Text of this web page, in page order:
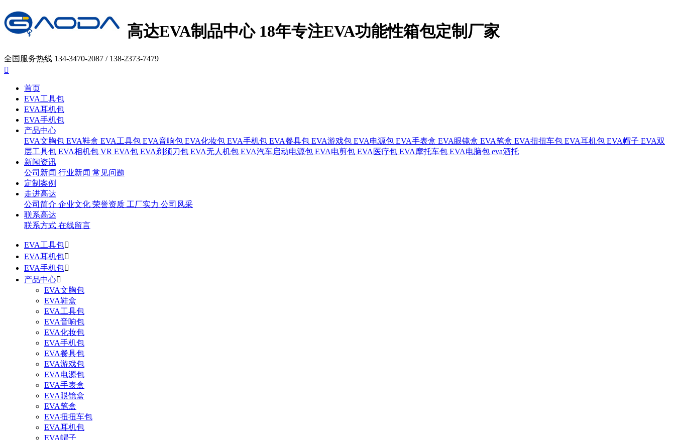
高达EVA制品中心 18年专注EVA功能性箱包定制厂家
全国服务热线 134-3470-2087 / 138-2373-7479

首页
EVA工具包
EVA耳机包
EVA手机包
产品中心
EVA文胸包 EVA鞋盒 EVA工具包 EVA音响包 EVA化妆包 EVA手机包 EVA餐具包 EVA游戏包 EVA电源包 EVA手表盒 EVA眼镜盒 EVA笔盒 EVA扭扭车包 EVA耳机包 EVA帽子 EVA双
层工具包 EVA相机包 VR EVA包 EVA剃须刀包 EVA无人机包 EVA汽车启动电源包 EVA电剪包 EVA医疗包 EVA摩托车包 EVA电脑包 eva酒托
新闻资讯
公司新闻 行业新闻 常见问题
定制案例
走进高达
公司简介 企业文化 荣誉资质 工厂实力 公司风采
联系高达
联系方式 在线留言
EVA工具包
EVA耳机包
EVA手机包
产品中心
EVA文胸包
EVA鞋盒
EVA工具包
EVA音响包
EVA化妆包
EVA手机包
EVA餐具包
EVA游戏包
EVA电源包
EVA手表盒
EVA眼镜盒
EVA笔盒
EVA扭扭车包
EVA耳机包
EVA帽子